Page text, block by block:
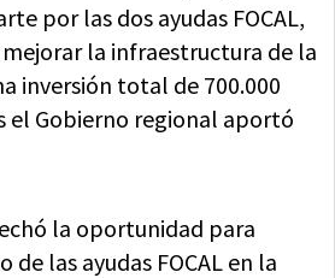
por las dos ayudas FOCAL,
la infraestructura de la
inversión total de 700.000
el Gobierno regional aportó
la oportunidad para
las ayudas FOCAL en la